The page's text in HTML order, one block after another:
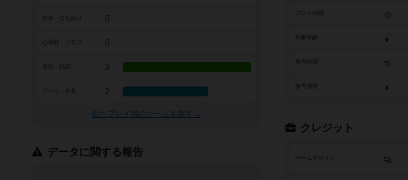
参考価格
クレジット
ゲームデザイン
0
0
3
アート・外見 2
似たプレイ感のゲームを探す→
データに関する報告